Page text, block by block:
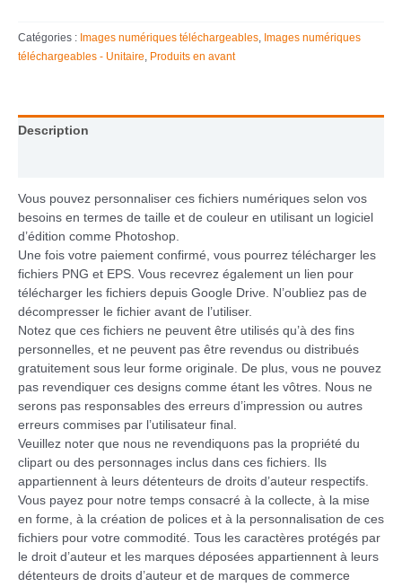
Catégories : Images numériques téléchargeables Images numériques
téléchargeables - Unitaire Produits en avant
Description
Vous pouvez personnaliser ces fichiers numériques selon vos
besoins en termes de taille et de couleur en utilisant un logiciel
d’édition comme Photoshop.
Une fois votre paiement confirmé, vous pourrez télécharger les
fichiers PNG et EPS. Vous recevrez également un lien pour
télécharger les fichiers depuis Google Drive. N’oubliez pas de
décompresser le fichier avant de l’utiliser.
Notez que ces fichiers ne peuvent être utilisés qu’à des fins
personnelles, et ne peuvent pas être revendus ou distribués
gratuitement sous leur forme originale. De plus, vous ne pouvez
pas revendiquer ces designs comme étant les vôtres. Nous ne
serons pas responsables des erreurs d’impression ou autres
erreurs commises par l’utilisateur final.
Veuillez noter que nous ne revendiquons pas la propriété du
clipart ou des personnages inclus dans ces fichiers. Ils
appartiennent à leurs détenteurs de droits d’auteur respectifs.
Vous payez pour notre temps consacré à la collecte, à la mise
en forme, à la création de polices et à la personnalisation de ces
fichiers pour votre commodité. Tous les caractères protégés par
le droit d’auteur et les marques déposées appartiennent à leurs
détenteurs de droits d’auteur et de marques de commerce